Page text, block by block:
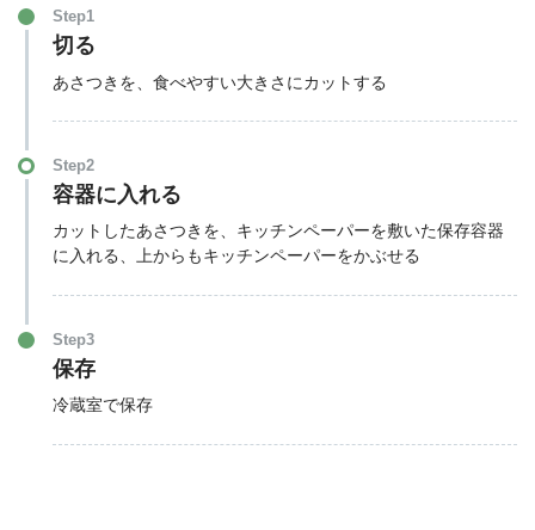
Step1
切る
あさつきを、食べやすい大きさにカットする
Step2
容器に入れる
カットしたあさつきを、キッチンペーパーを敷いた保存容器
に入れる、上からもキッチンペーパーをかぶせる
Step3
保存
冷蔵室で保存